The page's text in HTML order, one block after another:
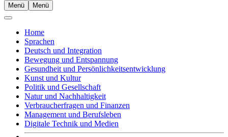
Menü Menü
Home
Sprachen
Deutsch und Integration
Bewegung und Entspannung
Gesundheit und Persönlichkeitsentwicklung
Kunst und Kultur
Politik und Gesellschaft
Natur und Nachhaltigkeit
Verbraucherfragen und Finanzen
Management und Berufsleben
Digitale Technik und Medien